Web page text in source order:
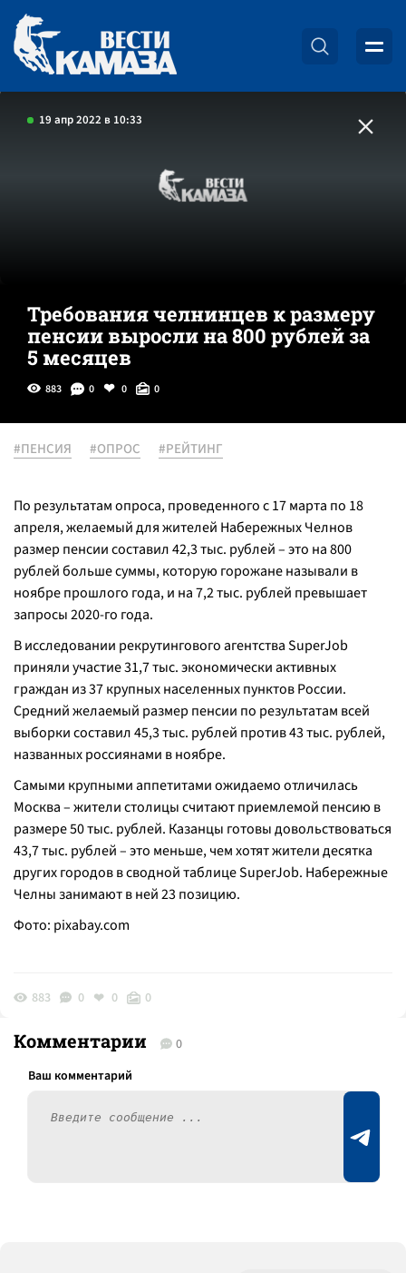
19 апр 2022 в 10:33
Требования челнинцев к размеру
пенсии выросли на 800 рублей за
5 месяцев
883 0 0 0
#ПЕНСИЯ #ОПРОС #РЕЙТИНГ
По результатам опроса, проведенного с 17 марта по 18
апреля, желаемый для жителей Набережных Челнов
размер пенсии составил 42,3 тыс. рублей – это на 800
рублей больше суммы, которую горожане называли в
ноябре прошлого года, и на 7,2 тыс. рублей превышает
запросы 2020-го года.
В исследовании рекрутингового агентства SuperJob
приняли участие 31,7 тыс. экономически активных
граждан из 37 крупных населенных пунктов России.
Средний желаемый размер пенсии по результатам всей
выборки составил 45,3 тыс. рублей против 43 тыс. рублей,
названных россиянами в ноябре.
Самыми крупными аппетитами ожидаемо отличилась
Москва – жители столицы считают приемлемой пенсию в
размере 50 тыс. рублей. Казанцы готовы довольствоваться
43,7 тыс. рублей – это меньше, чем хотят жители десятка
других городов в сводной таблице SuperJob. Набережные
Челны занимают в ней 23 позицию.
Фото: pixabay.com
883 0 0 0
Комментарии 0